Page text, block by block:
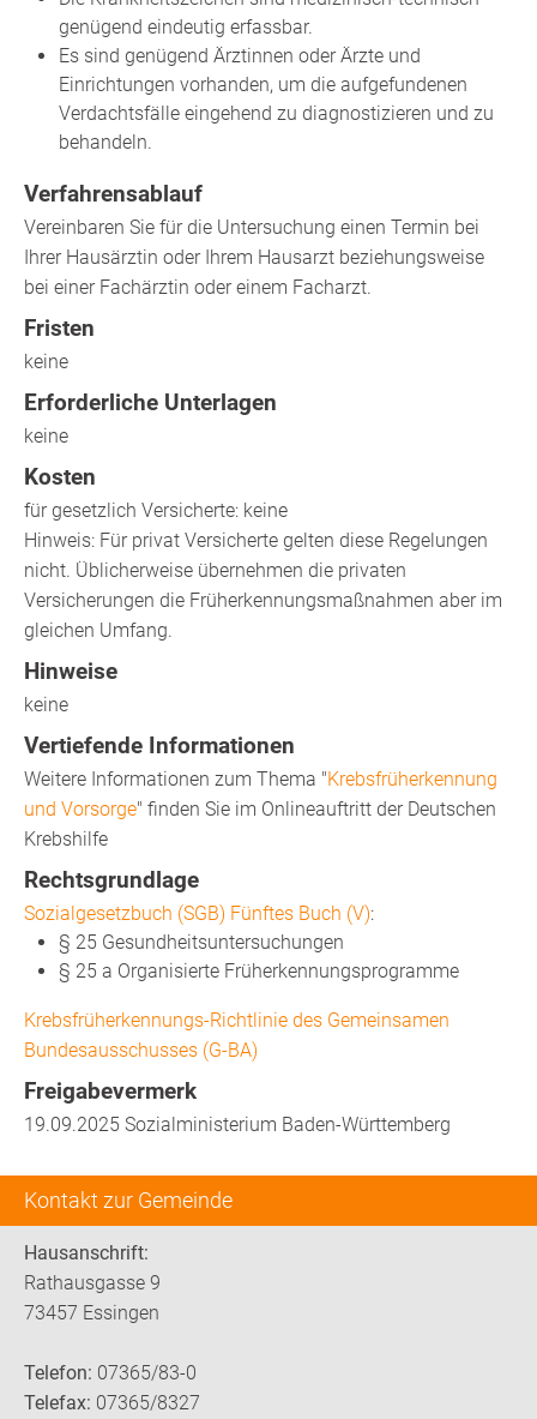
Kontakt zur Gemeinde
Hausanschrift:
Rathausgasse 9
73457 Essingen
Telefon: 07365/83-0
Telefax: 07365/8327
genügend eindeutig erfassbar.
Es sind genügend Ärztinnen oder Ärzte und
Einrichtungen vorhanden, um die aufgefundenen
Verdachtsfälle eingehend zu diagnostizieren und zu
behandeln.
Verfahrensablauf
Vereinbaren Sie für die Untersuchung einen Termin bei
Ihrer Hausärztin oder Ihrem Hausarzt beziehungsweise
bei einer Fachärztin oder einem Facharzt.
Fristen
keine
Erforderliche Unterlagen
keine
Kosten
für gesetzlich Versicherte: keine
Hinweis: Für privat Versicherte gelten diese Regelungen
nicht. Üblicherweise übernehmen die privaten
Versicherungen die Früherkennungsmaßnahmen aber im
gleichen Umfang.
Hinweise
keine
Vertiefende Informationen
Weitere Informationen zum Thema "Krebsfrüherkennung
und Vorsorge" finden Sie im Onlineauftritt der Deutschen
Krebshilfe
Rechtsgrundlage
Sozialgesetzbuch (SGB) Fünftes Buch (V):
§ 25 Gesundheitsuntersuchungen
§ 25 a Organisierte Früherkennungsprogramme
Krebsfrüherkennungs-Richtlinie des Gemeinsamen
Bundesausschusses (G-BA)
Freigabevermerk
19.09.2025 Sozialministerium Baden-Württemberg